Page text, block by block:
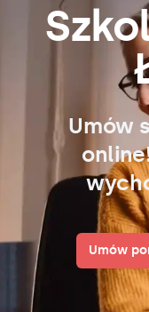
Umów
Umów